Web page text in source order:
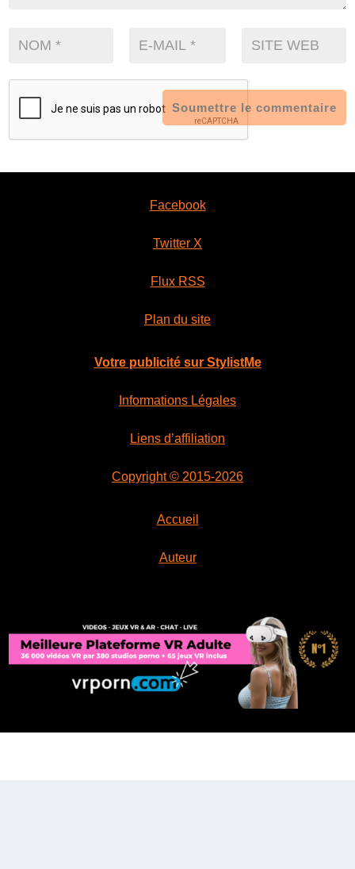
Soumettre le commentaire
Facebook
Twitter X
Flux RSS
Plan du site
Votre publicité sur StylistMe
Informations Légales
Liens d’affiliation
Copyright © 2015-2026
Accueil
Auteur